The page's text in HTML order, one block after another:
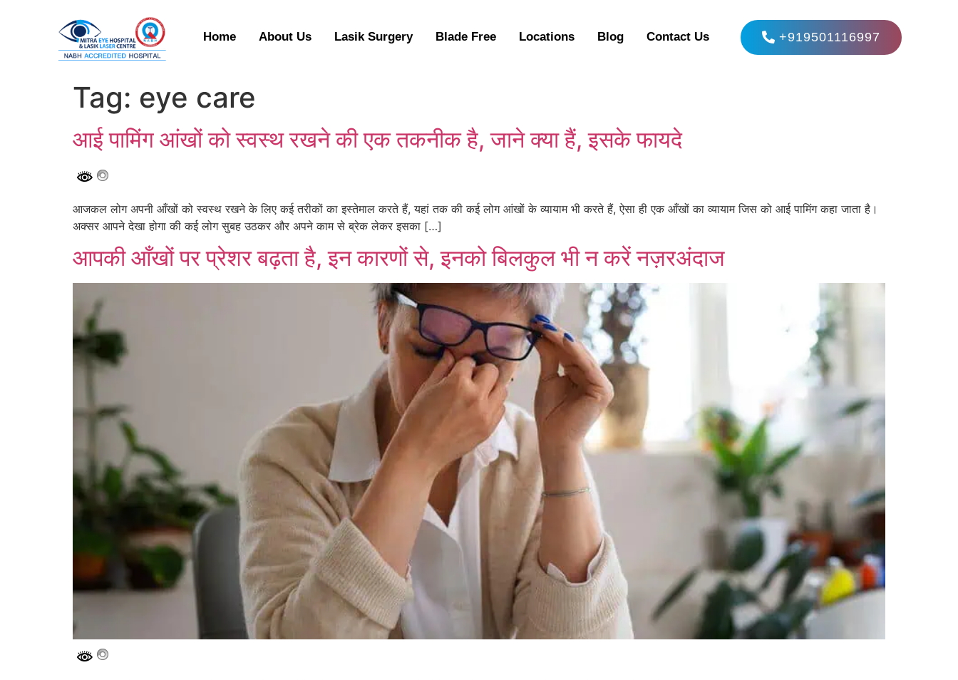
Home About Us Lasik Surgery Blade Free Locations Blog Contact Us +919501116997
Tag: eye care
आई पामिंग आंखों को स्वस्थ रखने की एक तकनीक है, जाने क्या हैं, इसके फायदे
आजकल लोग अपनी आँखों को स्वस्थ रखने के लिए कई तरीकों का इस्तेमाल करते हैं, यहां तक की कई लोग आंखों के व्यायाम भी करते हैं, ऐसा ही एक आँखों का व्यायाम जिस को आई पामिंग कहा जाता है।
अक्सर आपने देखा होगा की कई लोग सुबह उठकर और अपने काम से ब्रेक लेकर इसका […]
आपकी आँखों पर प्रेशर बढ़ता है, इन कारणों से, इनको बिलकुल भी न करें नज़रअंदाज